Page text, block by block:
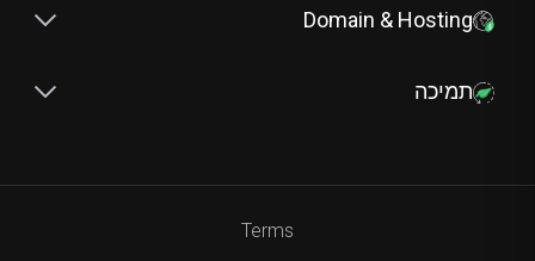
Domain & Hosting
תמיכה
Terms